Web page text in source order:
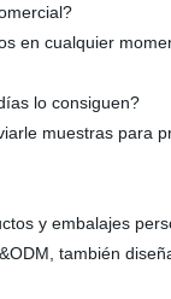
en cualquier
lo consiguen?
muestras para
y embalajes
también